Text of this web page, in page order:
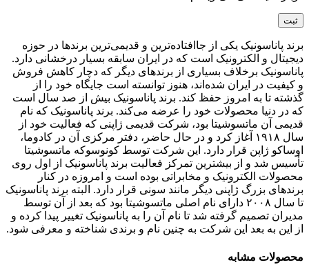
برند پاناسونیک یکی از جاافتاده‌ترین و قدیمی‌ترین برندها در حوزه
دیجیتال و الکترونیک است که در ایران سابقه بسیار درخشانی دارد.
پاناسونیک برخلاف بسیاری از برندهای دیگر که دچار کاهش فروش
و کیفیت در ایران شده‌اند، هنوز توانسته است جایگاه خود را از
گذشته تا به امروز حفظ کند. برند پاناسونیک بیش از صد سال است
که در دنیا محصولات خود را عرضه می‌کند. برند پاناسونیک که نام
قدیمی آن ماتسوشیتا بود، شرکت قدیمی ژاپنی که فعالیت خود از
سال ۱۹۱۸ آغاز کرد و در حال حاضر، دفتر مرکزی آن در کادوما،
اوساکو ژاپن قرار دارد. این شرکت توسط کونوسوکه ماتسوشیتا
تأسیس شد و از بیشترین تمرکز فعالیت برند پاناسونیک از اول روی
محصولات الکترونیک و مخابراتی بوده است و امروزه در کنار
برندهای بزرگ ژاپنی دیگر مانند سونی قرار دارد. البته برند پاناسونیک
تا سال ۲۰۰۸ دارای نام اصلی ماتسوشیتا بود که بعد از آن توسط
مدیران تصمیم گرفته شد تا نام آن را به پاناسونیک تغییر پیدا کرده و
از این به بعد این شرکت به چنین نام و برندی شناخته و معرفی شود.
محصولات مشابه